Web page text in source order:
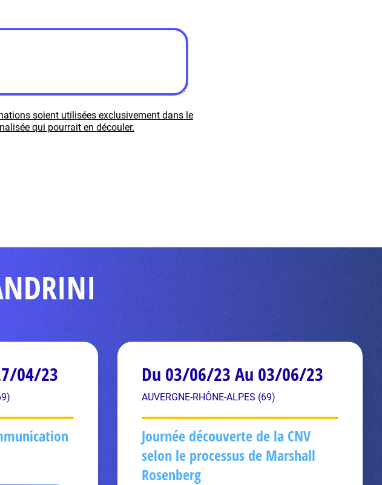
soient utilisées exclusivement dans le
qui pourrait en découler.
04/23 Du 03/06/23 Au 03/06/23
AUVERGNE-RHÔNE-ALPES (69)
Journée découverte de la CNV
selon le processus de Marshall
Rosenberg